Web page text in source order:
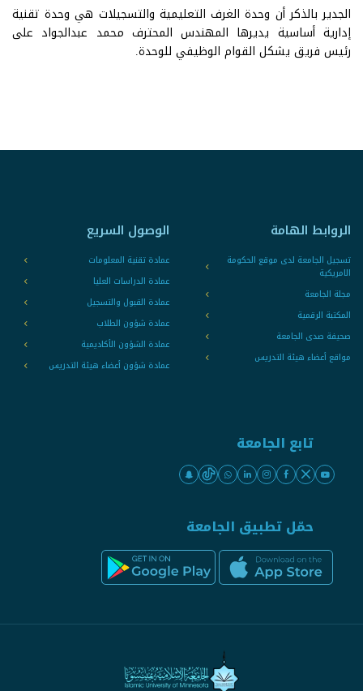
الجدير بالذكر أن وحدة الغرف التعليمية والتسجيلات هي وحدة تقنية
إدارية أساسية يديرها المهندس المحترف محمد عبدالجواد على
رئيس فريق يشكل القوام الوظيفي للوحدة.
الروابط الهامة
تسجيل الجامعة لدى موقع الحكومة
الامريكية
مجلة الجامعة
المكتبة الرقمية
صحيفة صدى الجامعة
مواقع أعضاء هيئة التدريس
الوصول السريع
عمادة تقنية المعلومات
عمادة الدراسات العليا
عمادة القبول والتسجيل
عمادة شؤون الطلاب
عمادة الشؤون الأكاديمية
عمادة شؤون أعضاء هيئة التدريس
تابع الجامعة
حمّل تطبيق الجامعة